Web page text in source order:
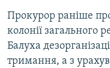
Прокурор раніше
колонії загального
Балуха
тримання, а з